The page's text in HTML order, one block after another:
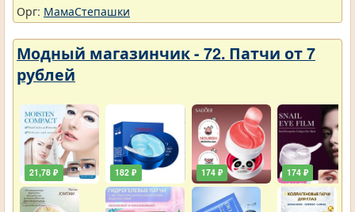
Орг: МамаСтепашки
Модный магазинчик - 72. Патчи от 7
рублей
21,78 ₽ 182 ₽ 174 ₽ 174 ₽